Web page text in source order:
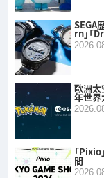
SEGA
rn」「
歐洲太
年世界
「
間